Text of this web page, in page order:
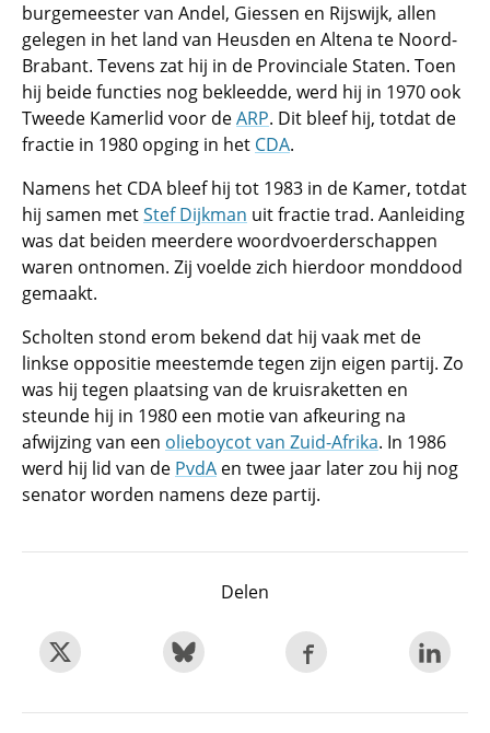
burgemeester van Andel, Giessen en Rijswijk, allen
gelegen in het land van Heusden en Altena te Noord-
Brabant. Tevens zat hij in de Provinciale Staten. Toen
hij beide functies nog bekleedde, werd hij in 1970 ook
Tweede Kamerlid voor deARP. Dit bleef hij, totdat de
fractie in 1980 opging in het CDA.
Namens het CDA bleef hij tot 1983 in de Kamer, totdat
hij samen metStef Dijkman uit fractie trad. Aanleiding
was dat beiden meerdere woordvoerderschappen
waren ontnomen. Zij voelde zich hierdoor monddood
gemaakt.
Scholten stond erom bekend dat hij vaak met de
linkse oppositie meestemde tegen zijn eigen partij. Zo
was hij tegen plaatsing van de kruisraketten en
steunde hij in 1980 een motie van afkeuring na
afwijzing van een olieboycot van Zuid-Afrika. In 1986
werd hij lid van de PvdA en twee jaar later zou hij nog
senator worden namens deze partij.
Delen